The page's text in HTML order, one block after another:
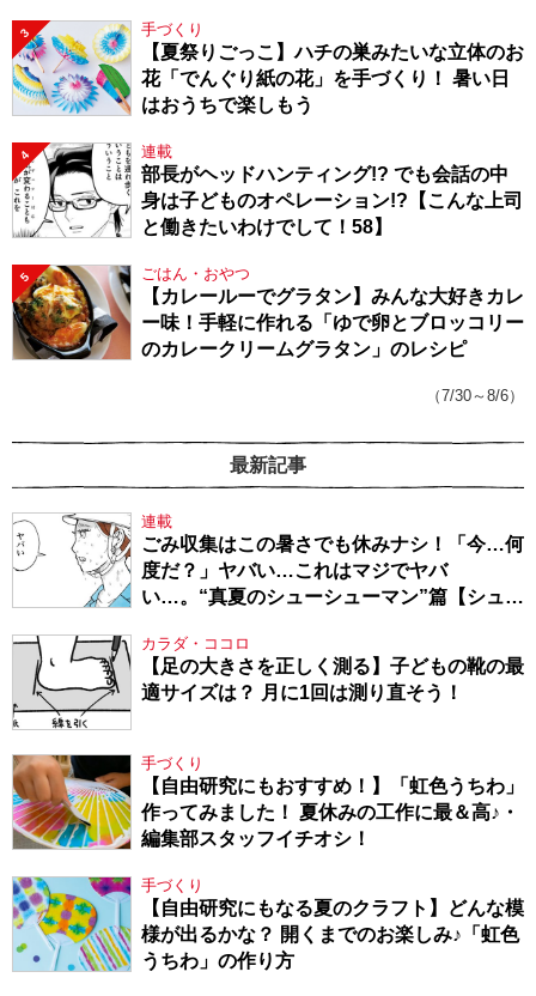
3 手づくり
【夏祭りごっこ】ハチの巣みたいな立体のお
花「でんぐり紙の花」を手づくり！ 暑い日
はおうちで楽しもう
4 連載
部長がヘッドハンティング!? でも会話の中
身は子どものオペレーション!?【こんな上司
と働きたいわけでして！58】
5 ごはん・おやつ
【カレールーでグラタン】みんな大好きカレ
ー味！手軽に作れる「ゆで卵とブロッコリー
のカレークリームグラタン」のレシピ
（7/30～8/6）
最新記事
連載
ごみ収集はこの暑さでも休みナシ！「今…何
度だ？」ヤバい…これはマジでヤバ
い…。“真夏のシューシューマン”篇【シュー
カラダ・ココロ
【足の大きさを正しく測る】子どもの靴の最
適サイズは？ 月に1回は測り直そう！
手づくり
【自由研究にもおすすめ！】「虹色うちわ」
作ってみました！ 夏休みの工作に最＆高♪・
編集部スタッフイチオシ！
手づくり
【自由研究にもなる夏のクラフト】どんな模
様が出るかな？ 開くまでのお楽しみ♪「虹色
うちわ」の作り方